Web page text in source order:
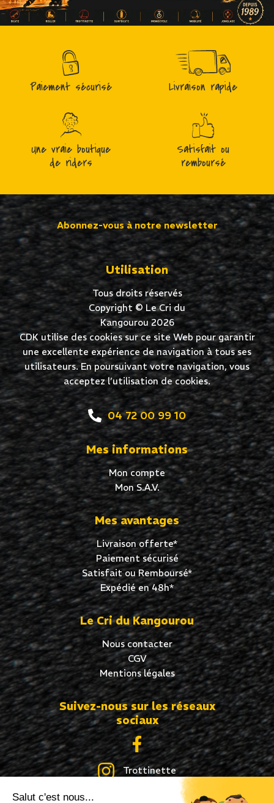
Salut c'est nous...
Paiement sécurisé Livraison rapide
Une vraie boutique
de riders
Satisfait ou
remboursé
Abonnez-vous à notre newsletter
Utilisation
Tous droits réservés
Copyright © Le Cri du
Kangourou 2026
CDK utilise des cookies sur ce site Web pour garantir
une excellente expérience de navigation à tous ses
utilisateurs. En poursuivant votre navigation, vous
acceptez l’utilisation de cookies.
04 72 00 99 10
Mes informations
Mon compte
Mon S.A.V.
Mes avantages
Livraison offerte*
Paiement sécurisé
Satisfait ou Remboursé*
Expédié en 48h*
Le Cri du Kangourou
Nous contacter
CGV
Mentions légales
Suivez-nous sur les réseaux
sociaux
Trottinette